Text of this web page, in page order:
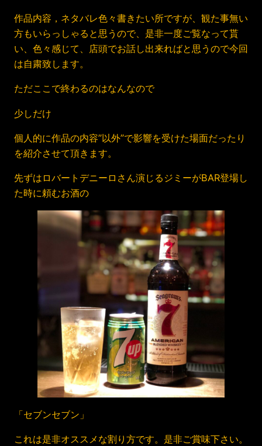
作品内容，ネタバレ色々書きたい所ですが、観た事無い
方もいらっしゃると思うので、是非一度ご覧なって貰
い、色々感じて、店頭でお話し出来ればと思うので今回
は自粛致します。
ただここで終わるのはなんなので
少しだけ
個人的に作品の内容”以外”で影響を受けた場面だったり
を紹介させて頂きます。
先ずはロバートデニーロさん演じるジミーがBAR登場し
た時に頼むお酒の
「セブンセブン」
これは是非オススメな割り方です。是非ご賞味下さい。